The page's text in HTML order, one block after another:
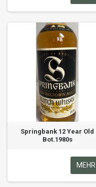
Springbank 12 Year Old
Bot.1980s
MEHR